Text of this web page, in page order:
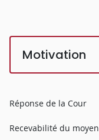
Motivation
Réponse de la Cour
Recevabilité du moyen